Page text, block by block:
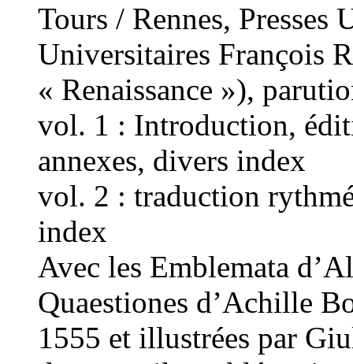
Tours / Rennes, Presses
Universitaires François
« Renaissance »),
vol. 1 : Introduction,
annexes, divers index
vol. 2 : traduction
index
Avec les Emblemata
Quaestiones d’Achille
1555 et illustrées par